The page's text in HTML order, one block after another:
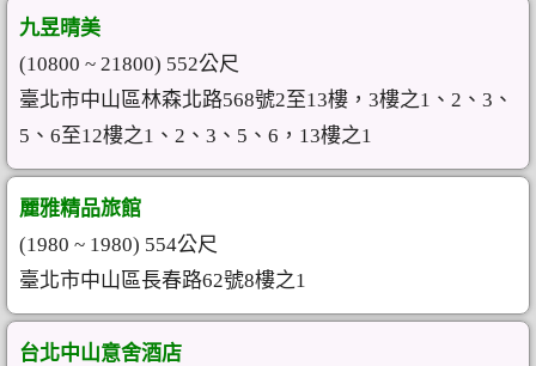
九昱晴美
(10800 ~ 21800) 552公尺
臺北市中山區林森北路568號2至13樓，3樓之1、2、3、
5、6至12樓之1、2、3、5、6，13樓之1
麗雅精品旅館
(1980 ~ 1980) 554公尺
臺北市中山區長春路62號8樓之1
台北中山意舍酒店